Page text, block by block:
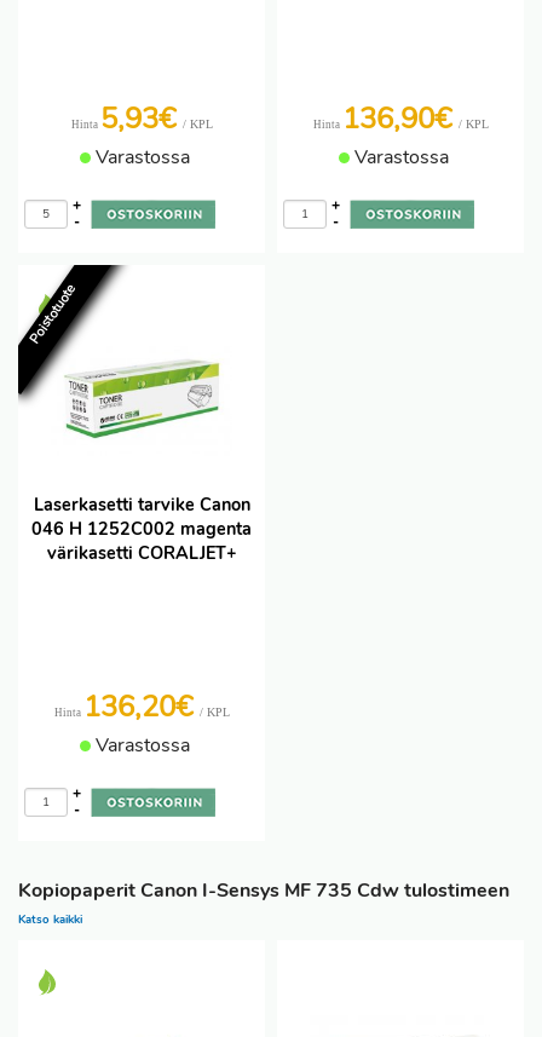
Hinta 5,93€ / KPL
Varastossa
-
+
Hinta 136,90€ / KPL
Varastossa
-
+
Poistotuote
Laserkasetti tarvike Canon
046 H 1252C002 magenta
värikasetti CORALJET+
Hinta 136,20€ / KPL
Varastossa
-
+
Kopiopaperit Canon I-Sensys MF 735 Cdw tulostimeen
Katso kaikki